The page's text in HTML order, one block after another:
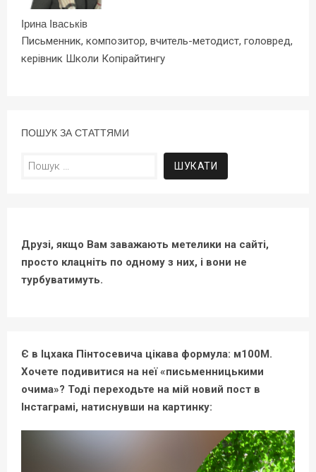
Ірина Іваськів
Письменник, композитор, вчитель-методист, головред,
керівник Школи Копірайтингу
ПОШУК ЗА СТАТТЯМИ
Пошук:
Друзі, якщо Вам заважають метелики на сайті,
просто клацніть по одному з них, і вони не
турбуватимуть.
Є в Іцхака Пінтосевича цікава формула: м100М.
Хочете подивитися на неї «письменницькими
очима»? Тоді переходьте на мій новий пост в
Інстаграмі, натиснувши на картинку: